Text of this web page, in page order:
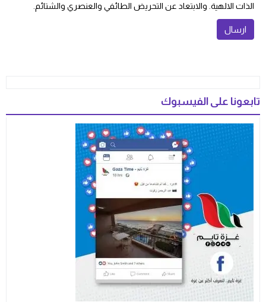
الذات الالهية. والابتعاد عن التحريض الطائفي والعنصري والشتائم.
تابعونا على الفيسبوك